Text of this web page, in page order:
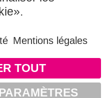
d'utilisation